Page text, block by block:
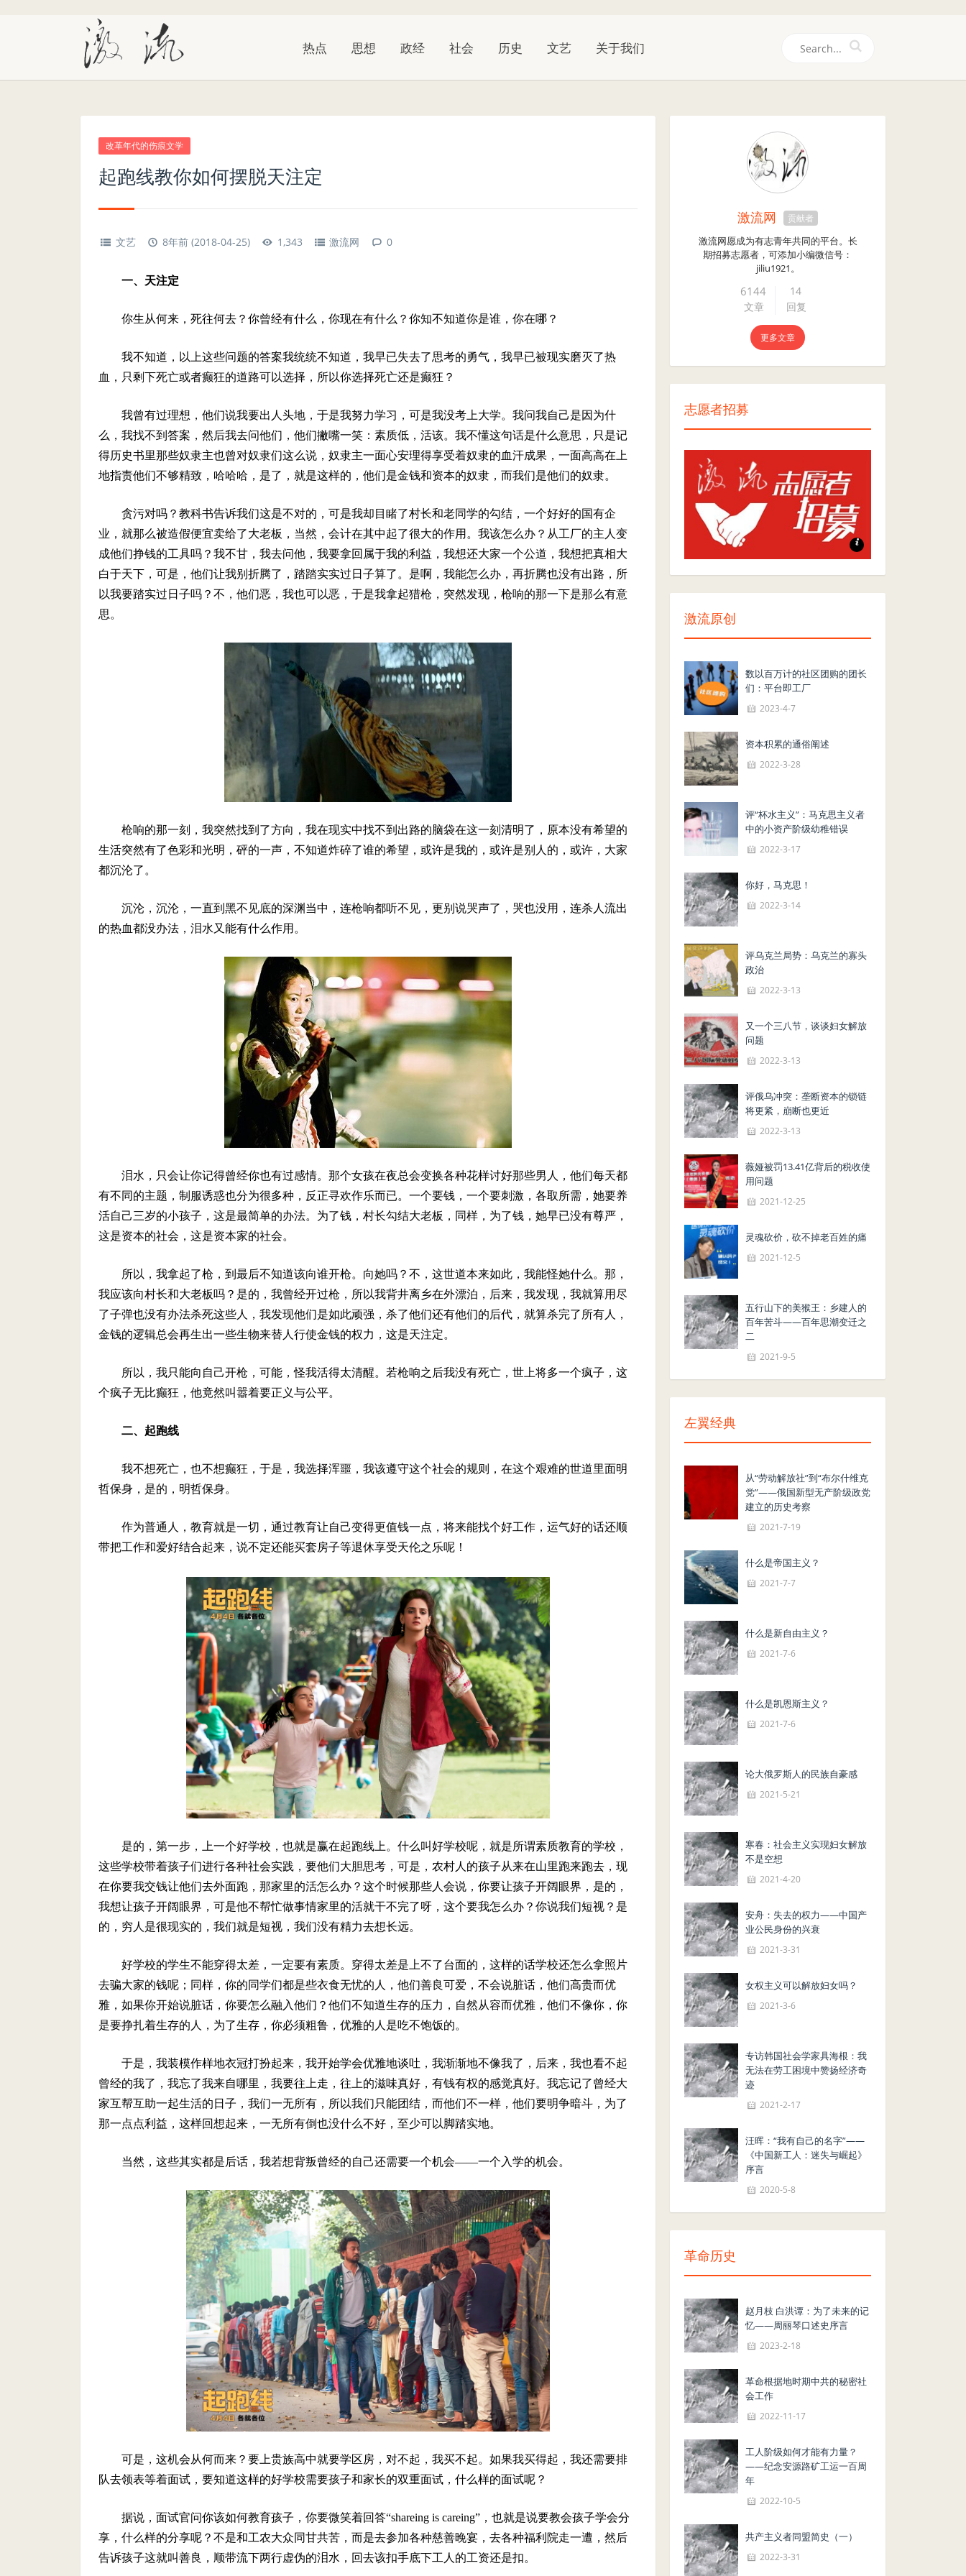
热点 思想 政经 社会 历史 文艺 关于我们
改革年代的伤痕文学
起跑线教你如何摆脱天注定
文艺 8年前 (2018-04-25) 1,343 激流网 0
一、天注定
你生从何来，死往何去？你曾经有什么，你现在有什么？你知不知道你是谁，你在哪？
我不知道，以上这些问题的答案我统统不知道，我早已失去了思考的勇气，我早已被现实磨灭了热
血，只剩下死亡或者癫狂的道路可以选择，所以你选择死亡还是癫狂？
我曾有过理想，他们说我要出人头地，于是我努力学习，可是我没考上大学。我问我自己是因为什
么，我找不到答案，然后我去问他们，他们撇嘴一笑：素质低，活该。我不懂这句话是什么意思，只是记
得历史书里那些奴隶主也曾对奴隶们这么说，奴隶主一面心安理得享受着奴隶的血汗成果，一面高高在上
地指责他们不够精致，哈哈哈，是了，就是这样的，他们是金钱和资本的奴隶，而我们是他们的奴隶。
贪污对吗？教科书告诉我们这是不对的，可是我却目睹了村长和老同学的勾结，一个好好的国有企
业，就那么被造假便宜卖给了大老板，当然，会计在其中起了很大的作用。我该怎么办？从工厂的主人变
成他们挣钱的工具吗？我不甘，我去问他，我要拿回属于我的利益，我想还大家一个公道，我想把真相大
白于天下，可是，他们让我别折腾了，踏踏实实过日子算了。是啊，我能怎么办，再折腾也没有出路，所
以我要踏实过日子吗？不，他们恶，我也可以恶，于是我拿起猎枪，突然发现，枪响的那一下是那么有意
思。
枪响的那一刻，我突然找到了方向，我在现实中找不到出路的脑袋在这一刻清明了，原本没有希望的
生活突然有了色彩和光明，砰的一声，不知道炸碎了谁的希望，或许是我的，或许是别人的，或许，大家
都沉沦了。
沉沦，沉沦，一直到黑不见底的深渊当中，连枪响都听不见，更别说哭声了，哭也没用，连杀人流出
的热血都没办法，泪水又能有什么作用。
泪水，只会让你记得曾经你也有过感情。那个女孩在夜总会变换各种花样讨好那些男人，他们每天都
有不同的主题，制服诱惑也分为很多种，反正寻欢作乐而已。一个要钱，一个要刺激，各取所需，她要养
活自己三岁的小孩子，这是最简单的办法。为了钱，村长勾结大老板，同样，为了钱，她早已没有尊严，
这是资本的社会，这是资本家的社会。
所以，我拿起了枪，到最后不知道该向谁开枪。向她吗？不，这世道本来如此，我能怪她什么。那，
我应该向村长和大老板吗？是的，我曾经开过枪，所以我背井离乡在外漂泊，后来，我发现，我就算用尽
了子弹也没有办法杀死这些人，我发现他们是如此顽强，杀了他们还有他们的后代，就算杀完了所有人，
金钱的逻辑总会再生出一些生物来替人行使金钱的权力，这是天注定。
所以，我只能向自己开枪，可能，怪我活得太清醒。若枪响之后我没有死亡，世上将多一个疯子，这
个疯子无比癫狂，他竟然叫嚣着要正义与公平。
二、起跑线
我不想死亡，也不想癫狂，于是，我选择浑噩，我该遵守这个社会的规则，在这个艰难的世道里面明
哲保身，是的，明哲保身。
作为普通人，教育就是一切，通过教育让自己变得更值钱一点，将来能找个好工作，运气好的话还顺
带把工作和爱好结合起来，说不定还能买套房子等退休享受天伦之乐呢！
是的，第一步，上一个好学校，也就是赢在起跑线上。什么叫好学校呢，就是所谓素质教育的学校，
这些学校带着孩子们进行各种社会实践，要他们大胆思考，可是，农村人的孩子从来在山里跑来跑去，现
在你要我交钱让他们去外面跑，那家里的活怎么办？这个时候那些人会说，你要让孩子开阔眼界，是的，
我想让孩子开阔眼界，可是他不帮忙做事情家里的活就干不完了呀，这个要我怎么办？你说我们短视？是
的，穷人是很现实的，我们就是短视，我们没有精力去想长远。
好学校的学生不能穿得太差，一定要有素质。穿得太差是上不了台面的，这样的话学校还怎么拿照片
去骗大家的钱呢；同样，你的同学们都是些衣食无忧的人，他们善良可爱，不会说脏话，他们高贵而优
雅，如果你开始说脏话，你要怎么融入他们？他们不知道生存的压力，自然从容而优雅，他们不像你，你
是要挣扎着生存的人，为了生存，你必须粗鲁，优雅的人是吃不饱饭的。
于是，我装模作样地衣冠打扮起来，我开始学会优雅地谈吐，我渐渐地不像我了，后来，我也看不起
曾经的我了，我忘了我来自哪里，我要往上走，往上的滋味真好，有钱有权的感觉真好。我忘记了曾经大
家互帮互助一起生活的日子，我们一无所有，所以我们只能团结，而他们不一样，他们要明争暗斗，为了
那一点点利益，这样回想起来，一无所有倒也没什么不好，至少可以脚踏实地。
当然，这些其实都是后话，我若想背叛曾经的自己还需要一个机会——一个入学的机会。
可是，这机会从何而来？要上贵族高中就要学区房，对不起，我买不起。如果我买得起，我还需要排
队去领表等着面试，要知道这样的好学校需要孩子和家长的双重面试，什么样的面试呢？
据说，面试官问你该如何教育孩子，你要微笑着回答“shareing is careing”，也就是说要教会孩子学会分
享，什么样的分享呢？不是和工农大众同甘共苦，而是去参加各种慈善晚宴，去各种福利院走一遭，然后
告诉孩子这就叫善良，顺带流下两行虚伪的泪水，回去该扣手底下工人的工资还是扣。
激流网 贡献者
激流网愿成为有志青年共同的平台。长
期招募志愿者，可添加小编微信号：
jiliu1921。
6144
文章
14
回复
更多文章
志愿者招募
志愿者招募
激流原创
数以百万计的社区团购的团长
们：平台即工厂
2023-4-7
资本积累的通俗阐述
2022-3-28
评“杯水主义”：马克思主义者
中的小资产阶级幼稚错误
2022-3-17
你好，马克思！
2022-3-14
评乌克兰局势：乌克兰的寡头
政治
2022-3-13
又一个三八节，谈谈妇女解放
问题
2022-3-13
评俄乌冲突：垄断资本的锁链
将更紧，崩断也更近
2022-3-13
薇娅被罚13.41亿背后的税收使
用问题
2021-12-25
灵魂砍价，砍不掉老百姓的痛
2021-12-5
五行山下的美猴王：乡建人的
百年苦斗——百年思潮变迁之
二
2021-9-5
左翼经典
从“劳动解放社”到“布尔什维克
党”——俄国新型无产阶级政党
建立的历史考察
2021-7-19
什么是帝国主义？
2021-7-7
什么是新自由主义？
2021-7-6
什么是凯恩斯主义？
2021-7-6
论大俄罗斯人的民族自豪感
2021-5-21
寒春：社会主义实现妇女解放
不是空想
2021-4-20
安舟：失去的权力——中国产
业公民身份的兴衰
2021-3-31
女权主义可以解放妇女吗？
2021-3-6
专访韩国社会学家具海根：我
无法在劳工困境中赞扬经济奇
迹
2021-2-17
汪晖：“我有自己的名字”——
《中国新工人：迷失与崛起》
序言
2020-5-8
革命历史
赵月枝 白洪谭：为了未来的记
忆——周丽琴口述史序言
2023-2-18
革命根据地时期中共的秘密社
会工作
2022-11-17
工人阶级如何才能有力量？
——纪念安源路矿工运一百周
年
2022-10-5
共产主义者同盟简史（一）
2022-3-31